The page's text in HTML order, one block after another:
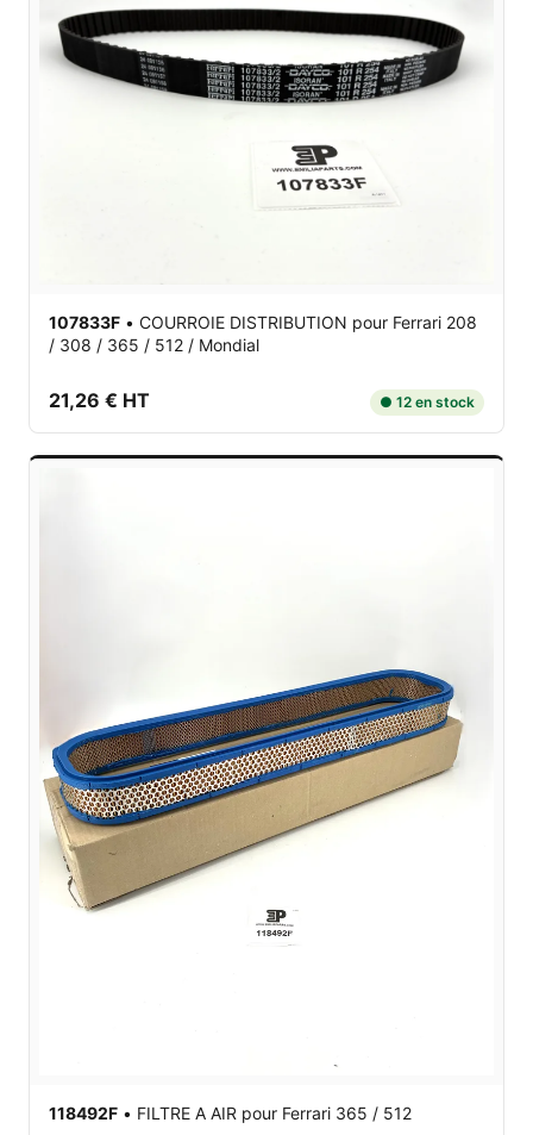
107833F • COURROIE DISTRIBUTION pour Ferrari 208
/ 308 / 365 / 512 / Mondial
21,26 € HT ● 12 en stock
118492F • FILTRE A AIR pour Ferrari 365 / 512